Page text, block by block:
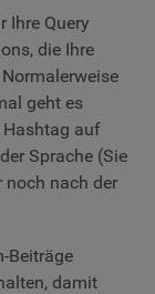
Ihre Query
die Ihre
geht es
Hashtag auf
Sprache (Sie
noch nach der
Beiträge
damit